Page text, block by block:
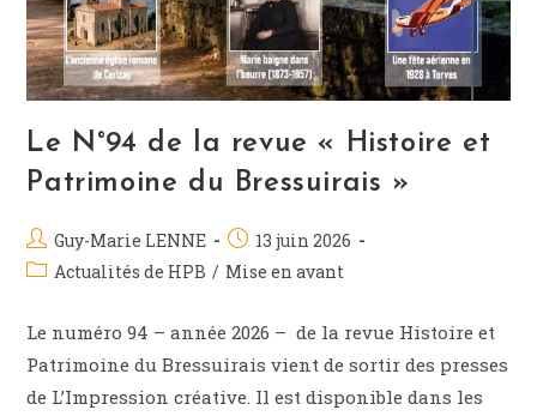
Le N°94 de la revue « Histoire et
Patrimoine du Bressuirais »
Guy-Marie LENNE
13 juin 2026
Actualités de HPB / Mise en avant
Le numéro 94 – année 2026 – de la revue Histoire et
Patrimoine du Bressuirais vient de sortir des presses
de L’Impression créative. Il est disponible dans les